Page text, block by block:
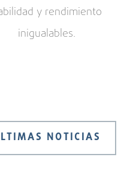
y rendimiento
inigualables.
NOTICIAS